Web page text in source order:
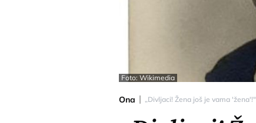
Foto: Wikimedia
Ona „Divljaci! Žena još je vama